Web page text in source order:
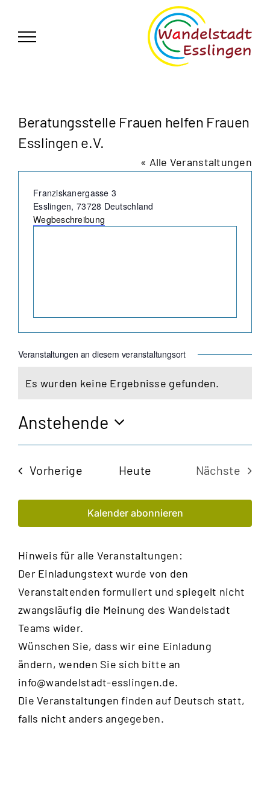
springen
Beratungsstelle Frauen helfen Frauen
Esslingen e.V.
« Alle Veranstaltungen
Adresse
Franziskanergasse 3
Esslingen, 73728 Deutschland
Wegbeschreibung
Veranstaltungen an diesem veranstaltungsort
Hinweis
Es wurden keine Ergebnisse gefunden.
Anstehende
Datum
VorherigeVeranstaltungen
Heute
Nächste
Kalender abonnieren
Hinweis für alle Veranstaltungen:
Der Einladungstext wurde von den
Veranstaltenden formuliert und spiegelt nicht
zwangsläufig die Meinung des Wandelstadt
Teams wider.
Wünschen Sie, dass wir eine Einladung
ändern, wenden Sie sich bitte an
info@wandelstadt-esslingen.de.
Die Veranstaltungen finden auf Deutsch statt,
falls nicht anders angegeben.